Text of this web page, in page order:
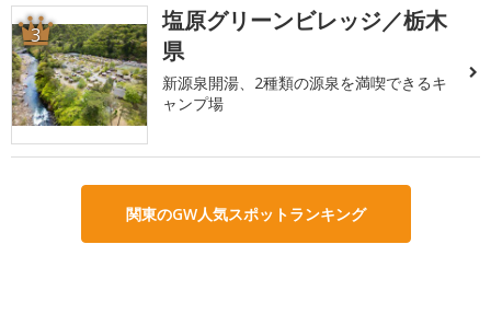
3
塩原グリーンビレッジ／栃木
県
新源泉開湯、2種類の源泉を満喫できるキ
ャンプ場
関東のGW人気スポットランキング